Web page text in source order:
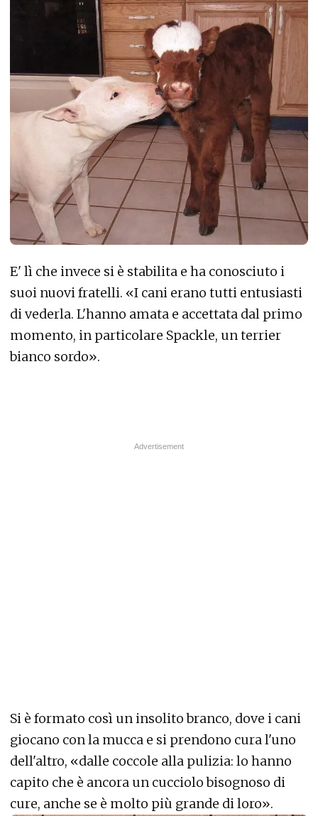
E' lì che invece si è stabilita e ha conosciuto i
suoi nuovi fratelli. «I cani erano tutti entusiasti
di vederla. L'hanno amata e accettata dal primo
momento, in particolare Spackle, un terrier
bianco sordo».
Si è formato così un insolito branco, dove i cani
giocano con la mucca e si prendono cura l'uno
dell'altro, «dalle coccole alla pulizia: lo hanno
capito che è ancora un cucciolo bisognoso di
cure, anche se è molto più grande di loro».